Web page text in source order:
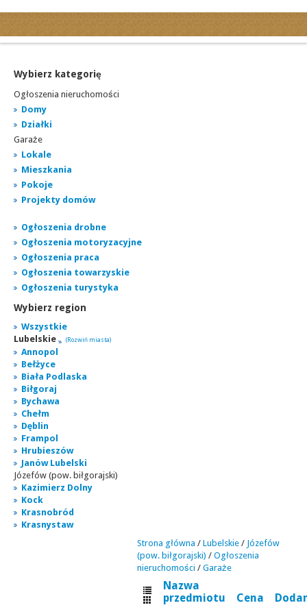
Ogłoszenia motoryzacyjne
Ogłoszenia nieruchomości
Ogłoszenia praca
Ogłoszenia turystyka
Regiony
miasta...
Wybierz kategorię
Ogłoszenia nieruchomości
Domy
Działki
Garaże
Lokale
Mieszkania
Pokoje
Projekty domów
Ogłoszenia drobne
Ogłoszenia motoryzacyjne
Ogłoszenia praca
Ogłoszenia towarzyskie
Ogłoszenia turystyka
Wybierz region
Wszystkie
Lubelskie
(Rozwiń miasta)
Annopol
Bełżyce
Biała Podlaska
Biłgoraj
Bychawa
Chełm
Dęblin
Frampol
Hrubieszów
Janów Lubelski
Józefów (pow. biłgorajski)
Kazimierz Dolny
Kock
Krasnobród
Krasnystaw
Strona główna / Lubelskie / Józefów
(pow. biłgorajski) / Ogłoszenia
nieruchomości / Garaże
Nazwa
przedmiotu
Cena